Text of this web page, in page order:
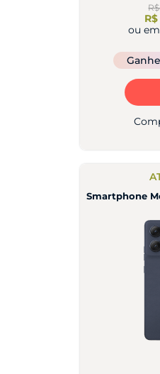
ou
Ganhe
Smartphone